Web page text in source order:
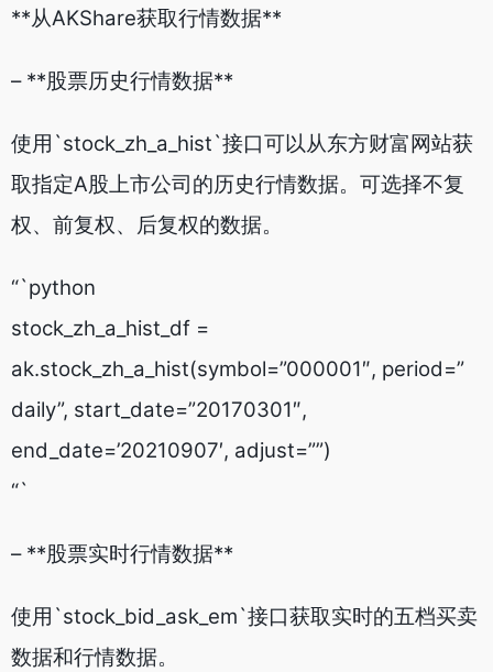
**从AKShare获取行情数据**
– **股票历史行情数据**
使用`stock_zh_a_hist`接口可以从东方财富网站获
取指定A股上市公司的历史行情数据。可选择不复
权、前复权、后复权的数据。
“`python
stock_zh_a_hist_df =
ak.stock_zh_a_hist(symbol=”000001″, period=”
daily”, start_date=”20170301″,
end_date=’20210907′, adjust=””)
“`
– **股票实时行情数据**
使用`stock_bid_ask_em`接口获取实时的五档买卖
数据和行情数据。